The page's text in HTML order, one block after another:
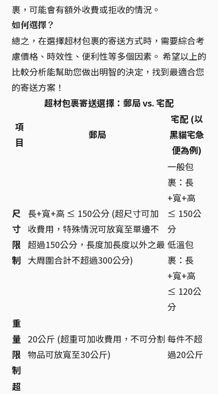
裹，可能會有額外收費或拒收的情況。
如何選擇？
總之，在選擇超材包裹的寄送方式時，需要綜合考
慮價格、時效性、便利性等多個因素。 希望以上的
比較分析能幫助您做出明智的決定，找到最適合您
的寄送方案！
超材包裹寄送選擇：郵局 vs. 宅配
項
目
郵局
宅配 (以
黑貓宅急
便為例)
尺
寸
限
制
長+寬+高 ≤ 150公分 (超尺寸可加
收費用，特殊情況可放寬至單邊不
超過150公分，長度加長度以外之最
大周圍合計不超過300公分)
一般包
裹：長
+寬+高
≤ 150公
分
低溫包
裹：長
+寬+高
≤ 120公
分
重
量
限
制
20公斤 (超重可加收費用，不可分割
物品可放寬至30公斤)
每件不超
過20公斤
超